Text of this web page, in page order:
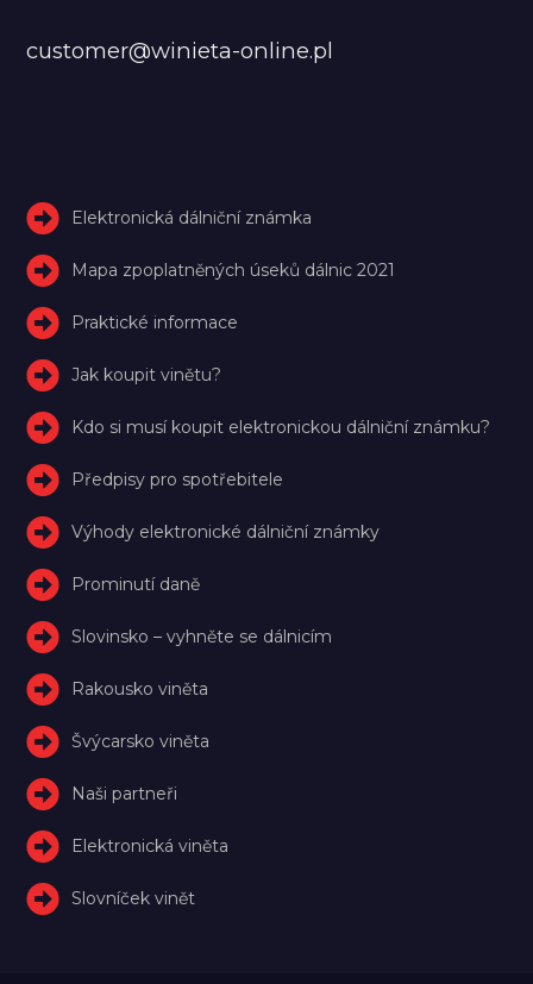
customer@winieta-online.pl
Elektronická dálniční známka
Mapa zpoplatněných úseků dálnic 2021
Praktické informace
Jak koupit vinětu?
Kdo si musí koupit elektronickou dálniční známku?
Předpisy pro spotřebitele
Výhody elektronické dálniční známky
Prominutí daně
Slovinsko – vyhněte se dálnicím
Rakousko viněta
Švýcarsko viněta
Naši partneři
Elektronická viněta
Slovníček vinět